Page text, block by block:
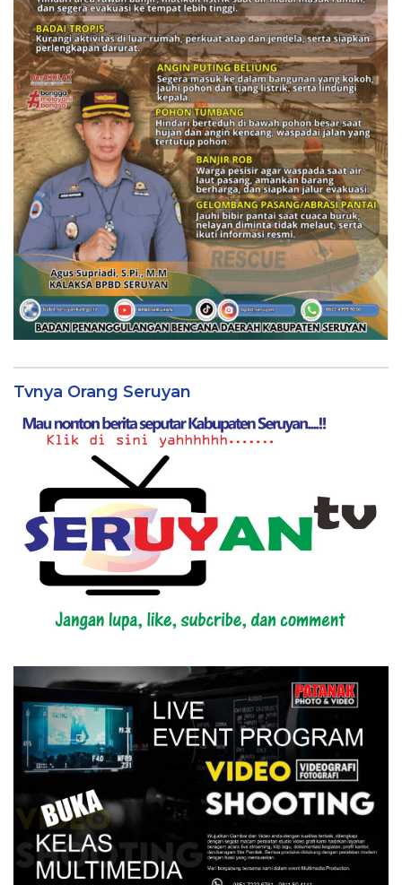
Tvnya Orang Seruyan